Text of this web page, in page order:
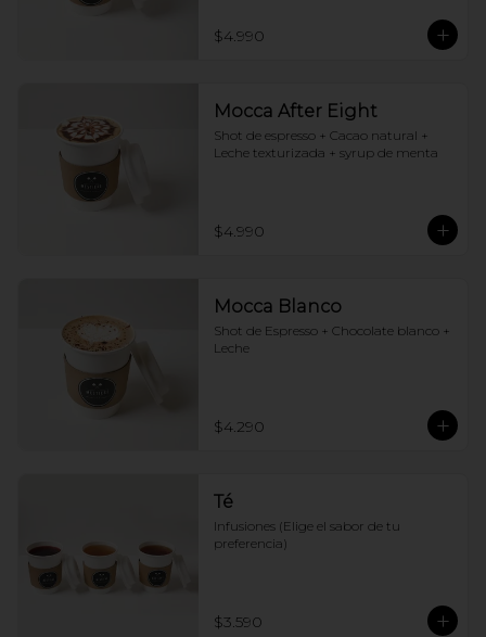
$4.990
Mocca After Eight
Shot de espresso + Cacao natural +
Leche texturizada + syrup de menta
$4.990
Mocca Blanco
Shot de Espresso + Chocolate blanco +
Leche
$4.290
Té
Infusiones (Elige el sabor de tu
preferencia)
$3.590